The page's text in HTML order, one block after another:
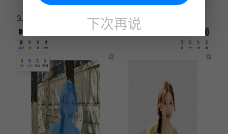
3、智能算法助力一键抠图，手动微调让效果更自然。
下次再说